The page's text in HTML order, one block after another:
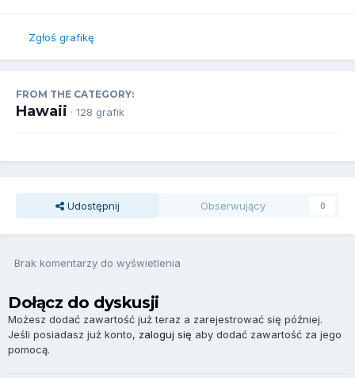
Zgłoś grafikę
FROM THE CATEGORY:
Hawaii · 128 grafik
Udostępnij Obserwujący 0
Brak komentarzy do wyświetlenia
Dołącz do dyskusji
Możesz dodać zawartość już teraz a zarejestrować się później.
Jeśli posiadasz już konto, zaloguj się aby dodać zawartość za jego
pomocą.